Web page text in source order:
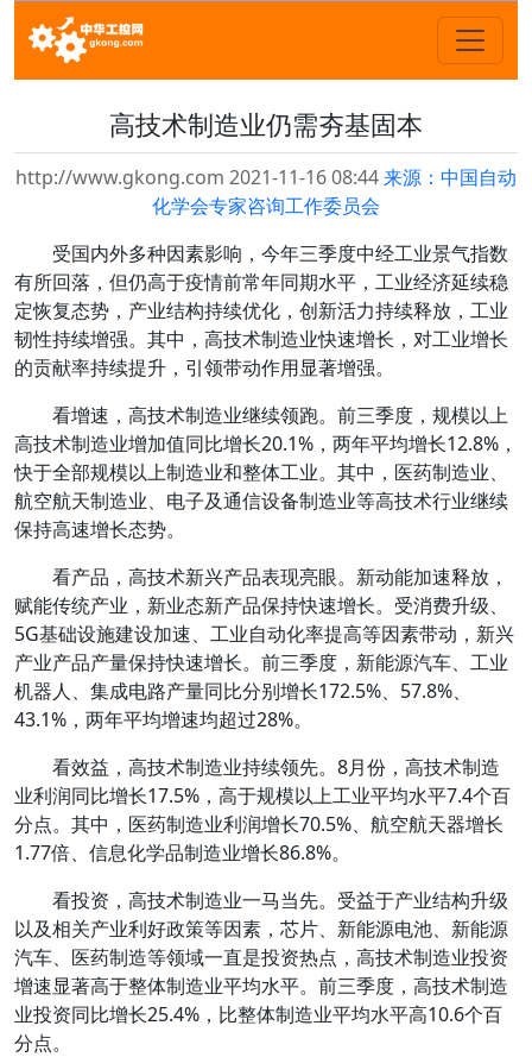
高技术制造业仍需夯基固本
http://www.gkong.com 2021-11-16 08:44来源：中国自动
化学会专家咨询工作委员会
受国内外多种因素影响，今年三季度中经工业景气指数
有所回落，但仍高于疫情前常年同期水平，工业经济延续稳
定恢复态势，产业结构持续优化，创新活力持续释放，工业
韧性持续增强。其中，高技术制造业快速增长，对工业增长
的贡献率持续提升，引领带动作用显著增强。
看增速，高技术制造业继续领跑。前三季度，规模以上
高技术制造业增加值同比增长20.1%，两年平均增长12.8%，
快于全部规模以上制造业和整体工业。其中，医药制造业、
航空航天制造业、电子及通信设备制造业等高技术行业继续
保持高速增长态势。
看产品，高技术新兴产品表现亮眼。新动能加速释放，
赋能传统产业，新业态新产品保持快速增长。受消费升级、
5G基础设施建设加速、工业自动化率提高等因素带动，新兴
产业产品产量保持快速增长。前三季度，新能源汽车、工业
机器人、集成电路产量同比分别增长172.5%、57.8%、
43.1%，两年平均增速均超过28%。
看效益，高技术制造业持续领先。8月份，高技术制造
业利润同比增长17.5%，高于规模以上工业平均水平7.4个百
分点。其中，医药制造业利润增长70.5%、航空航天器增长
1.77倍、信息化学品制造业增长86.8%。
看投资，高技术制造业一马当先。受益于产业结构升级
以及相关产业利好政策等因素，芯片、新能源电池、新能源
汽车、医药制造等领域一直是投资热点，高技术制造业投资
增速显著高于整体制造业平均水平。前三季度，高技术制造
业投资同比增长25.4%，比整体制造业平均水平高10.6个百
分点。